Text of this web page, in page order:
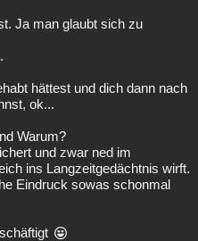
Ja man glaubt sich zu
hättest und dich dann nach
ok...
Warum?
und zwar ned im
ins Langzeitgedächtnis wirft.
Eindruck sowas schonmal